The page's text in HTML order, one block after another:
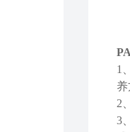
1
2
3